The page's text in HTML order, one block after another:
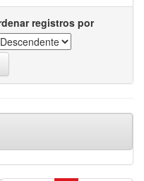
registros por